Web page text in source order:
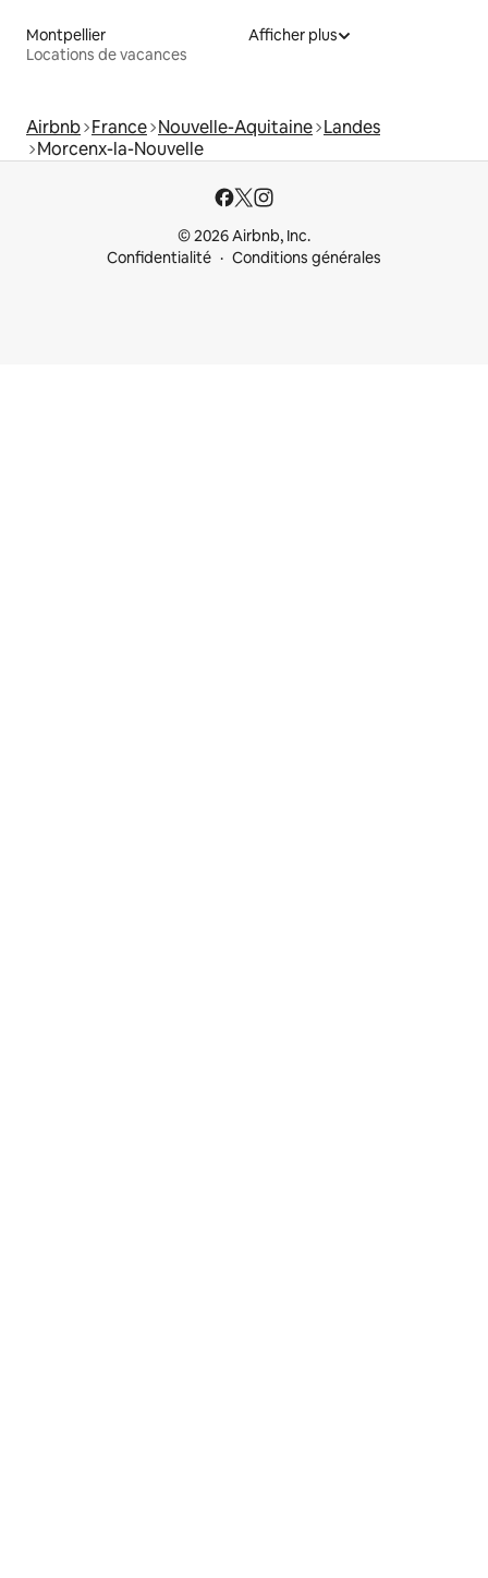
Montpellier
Locations de vacances
Afficher plus
Airbnb France Nouvelle-Aquitaine Landes
Morcenx-la-Nouvelle
© 2026 Airbnb, Inc.
Confidentialité
Conditions générales